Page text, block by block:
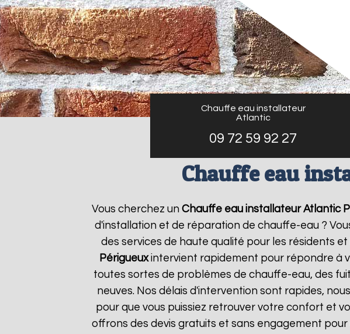
Chauffe eau installateur
Atlantic
09 72 59 92 27
Chauffe eau
Vous cherchez un Chauffe eau installateur Atlantic
d'installation et de réparation de chauffe-eau ?
des services de haute qualité pour les résidents
Périgueuxintervient rapidement pour répondre à
toutes sortes de problèmes de chauffe-eau, des
neuves. Nos délais d'intervention sont rapides,
pour que vous puissiez retrouver votre confort et
offrons des devis gratuits et sans engagement pour